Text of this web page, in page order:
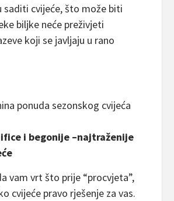
saditi cvijeće, što može biti
biljke neće preživjeti
koji se javljaju u rano
ponuda sezonskog cvijeća
i begonije –najtraženije
vam vrt što prije “procvjeta”,
cvijeće pravo rješenje za vas.